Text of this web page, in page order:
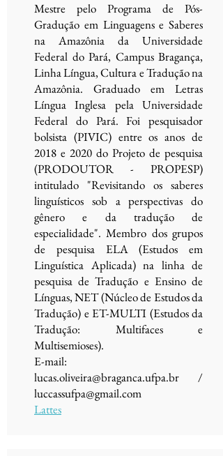
Mestre pelo Programa de Pós-
Gradução em Linguagens e Saberes
na Amazônia da Universidade
Federal do Pará, Campus Bragança,
Linha Língua, Cultura e Tradução na
Amazônia. Graduado em Letras
Língua Inglesa pela Universidade
Federal do Pará. Foi pesquisador
bolsista (PIVIC) entre os anos de
2018 e 2020 do Projeto de pesquisa
(PRODOUTOR - PROPESP)
intitulado "Revisitando os saberes
linguísticos sob a perspectivas do
gênero e da tradução de
especialidade". Membro dos grupos
de pesquisa ELA (Estudos em
Linguística Aplicada) na linha de
pesquisa de Tradução e Ensino de
Línguas, NET (Núcleo de Estudos da
Tradução) e ET-MULTI (Estudos da
Tradução: Multifaces e
Multisemioses).
E-mail:
lucas.oliveira@braganca.ufpa.br /
luccassufpa@gmail.com
Lattes